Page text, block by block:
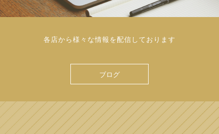
各店から様々な情報を配信しております
ブログ